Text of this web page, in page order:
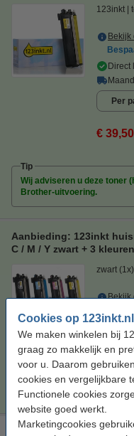
Cookies op 123inkt.nl
We maken winkelen bij
graag zo makkelijk en
voor u. Daarom
cookies en vergelijkbare
Functionele cookies
website goed werkt.
Marketingcookies
123inkt
Bekijk
Direct
Per
€ 39,50
Tip
Wij adviseren u deze toner
Brother-uitvoering.
Aanbieding: 123inkt
C / M / Y zwart + 3 kleuren
zwart
Bekijk
Direct
Per
€
Laserprinter